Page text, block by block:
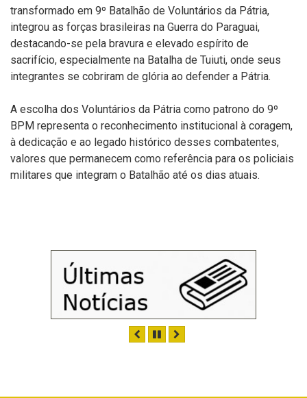
transformado em 9º Batalhão de Voluntários da Pátria,
integrou as forças brasileiras na Guerra do Paraguai,
destacando-se pela bravura e elevado espírito de
sacrifício, especialmente na Batalha de Tuiuti, onde seus
integrantes se cobriram de glória ao defender a Pátria.
A escolha dos Voluntários da Pátria como patrono do 9º
BPM representa o reconhecimento institucional à coragem,
à dedicação e ao legado histórico desses combatentes,
valores que permanecem como referência para os policiais
militares que integram o Batalhão até os dias atuais.
ANTERIOR
PAUSAR